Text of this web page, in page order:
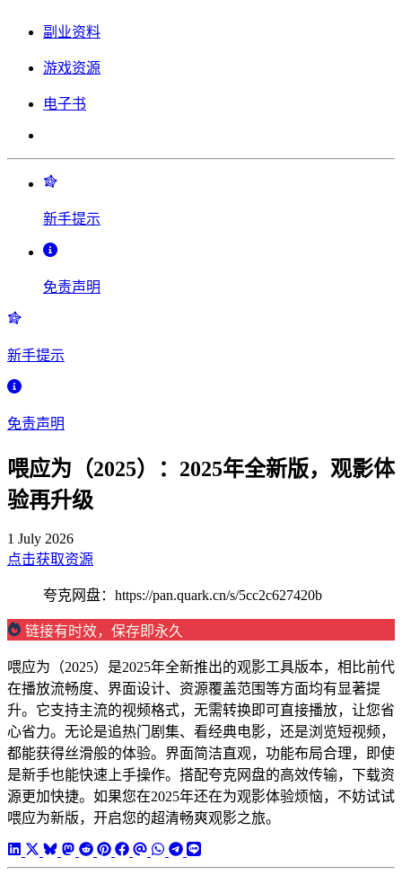
副业资料
游戏资源
电子书
新手提示
免责声明
新手提示
免责声明
喂应为（2025）：2025年全新版，观影体
验再升级
1 July 2026
点击获取资源
夸克网盘：https://pan.quark.cn/s/5cc2c627420b
链接有时效，保存即永久
喂应为（2025）是2025年全新推出的观影工具版本，相比前代
在播放流畅度、界面设计、资源覆盖范围等方面均有显著提
升。它支持主流的视频格式，无需转换即可直接播放，让您省
心省力。无论是追热门剧集、看经典电影，还是浏览短视频，
都能获得丝滑般的体验。界面简洁直观，功能布局合理，即使
是新手也能快速上手操作。搭配夸克网盘的高效传输，下载资
源更加快捷。如果您在2025年还在为观影体验烦恼，不妨试试
喂应为新版，开启您的超清畅爽观影之旅。